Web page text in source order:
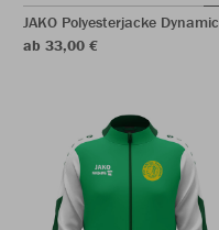
JAKO Polyesterjacke Dynamic
ab 33,00 €